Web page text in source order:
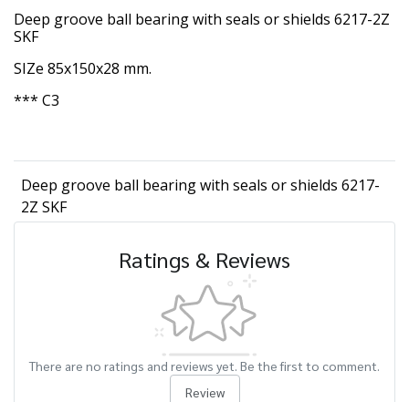
Deep groove ball bearing with seals or shields 6217-2Z
SKF
SIZe 85x150x28 mm.
*** C3
Deep groove ball bearing with seals or shields 6217-
2Z SKF
Ratings & Reviews
There are no ratings and reviews yet. Be the first to comment.
Review